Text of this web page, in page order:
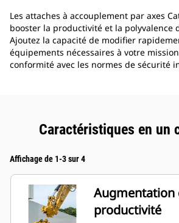
Les attaches à accouplement par axes
booster la productivité et la polyvalence
Ajoutez la capacité de modifier
équipements nécessaires à votre
conformité avec les normes de sécurité
Caractéristiques en un
Affichage de 1-3 sur 4
Augmentation
productivité